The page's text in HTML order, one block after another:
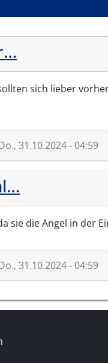
sich lieber
31.10.2024 - 04:59
sie die Angel in der
31.10.2024 - 04:59